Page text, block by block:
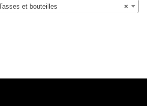
×
et bouteilles